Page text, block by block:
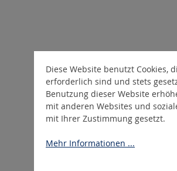
Diese Website benutzt Cookies,
erforderlich sind und stets
Benutzung dieser Website
mit anderen Websites und
mit Ihrer Zustimmung gesetzt.
Mehr Informationen ...